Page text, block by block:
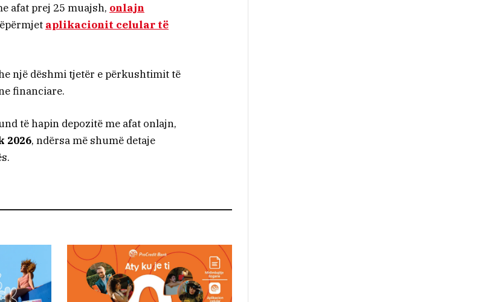
afat prej 25 muajsh, onlajn
aplikacionit celular të
një dëshmi tjetër e përkushtimit të
financiare.
të hapin depozitë me afat onlajn,
2026, ndërsa më shumë detaje